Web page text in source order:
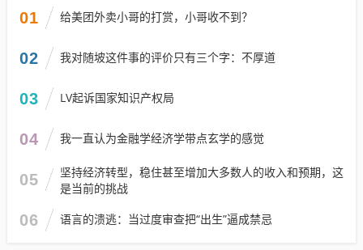
01 给美团外卖小哥的打赏，小哥收不到？
02 我对随坡这件事的评价只有三个字：不厚道
03 LV起诉国家知识产权局
04 我一直认为金融学经济学带点玄学的感觉
05
坚持经济转型，稳住甚至增加大多数人的收入和预期，这
是当前的挑战
06 语言的溃逃：当过度审查把“出生”逼成禁忌